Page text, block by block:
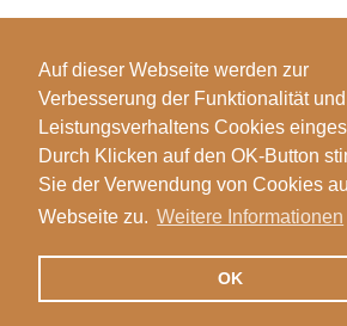
Auf dieser Webseite werden zur
Verbesserung der Funktionalität
Leistungsverhaltens Cookies
Durch Klicken auf den OK-Button
Sie der Verwendung von Cookies
Webseite zu. Weitere Informationen
OK